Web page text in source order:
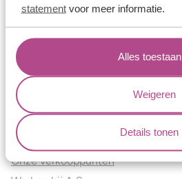
statementvoor meer informatie.
Alles toestaan
Weigeren
Details tonen
Blogs
Jouw voordelen
Conflictvrije Materialen
Oneindig veel mogelijkheden
Kwaliteit
Juweliers & Contact
Onze verkooppunten